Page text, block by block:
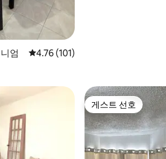
엄 평점 4.76점(5점 만점), 후기 101개
4.76 (101)
게스트 선호
게스트 선호